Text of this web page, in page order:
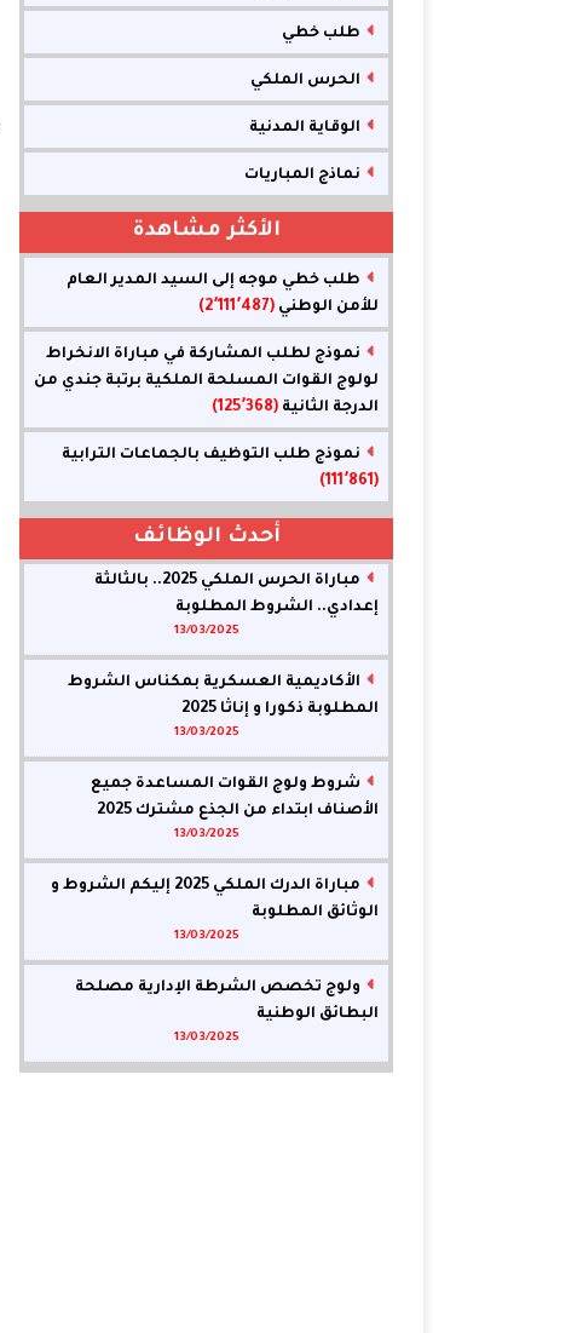
طلب خطي
الحرس الملكي
الوقاية المدنية
نماذج المباريات
الأكثر مشاهدة
طلب خطي موجه إلى السيد المدير العام
للأمن الوطني (2٬111٬487)
نموذج لطلب المشاركة في مباراة الانخراط
لولوج القوات المسلحة الملكية برتبة جندي من
الدرجة الثانية (125٬368)
نموذج طلب التوظيف بالجماعات الترابية
(111٬861)
أحدث الوظائف
مباراة الحرس الملكي 2025.. بالثالثة
إعدادي.. الشروط المطلوبة
13/03/2025
الأكاديمية العسكرية بمكناس الشروط
المطلوبة ذكورا و إناثا 2025
13/03/2025
شروط ولوج القوات المساعدة جميع
الأصناف ابتداء من الجذع مشترك 2025
13/03/2025
مباراة الدرك الملكي 2025 إليكم الشروط و
الوثائق المطلوبة
13/03/2025
ولوج تخصص الشرطة الإدارية مصلحة
البطائق الوطنية
13/03/2025